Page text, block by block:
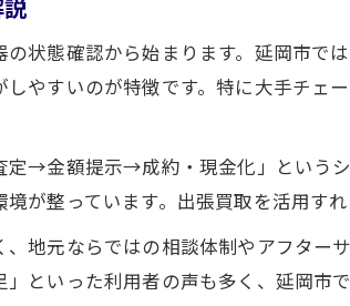
付属品や箱の有無が買取に与
買取前にできる簡単な測定器
高価買取を引き出すための査
日本中古計測器の流通事情と
買取専門店選びで意識したい
査定ポイントを押さえた測
状態確認から始まります。延岡市で
やすいのが特徴です。特に大手チェ
→金額提示→成約・現金化」という
が整っています。出張買取を活用す
地元ならではの相談体制やアフター
といった利用者の声も多く、延岡市